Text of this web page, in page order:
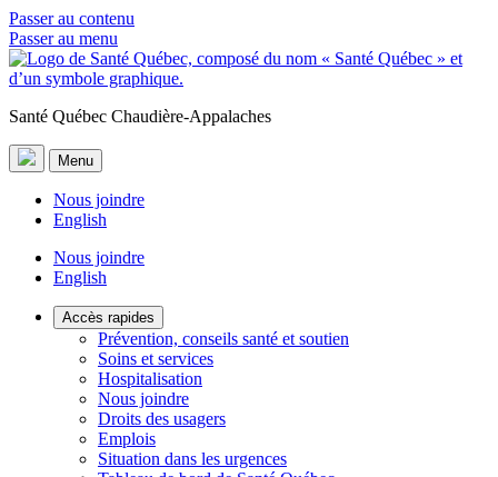
Passer au contenu
Passer au menu
Santé Québec Chaudière-Appalaches
Menu
Nous joindre
English
Nous joindre
English
Accès rapides
Prévention, conseils santé et soutien
Soins et services
Hospitalisation
Nous joindre
Droits des usagers
Emplois
Situation dans les urgences